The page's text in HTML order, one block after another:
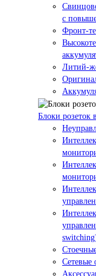
с
Фронт-
Литий-
Блоки розеток
Сетевые